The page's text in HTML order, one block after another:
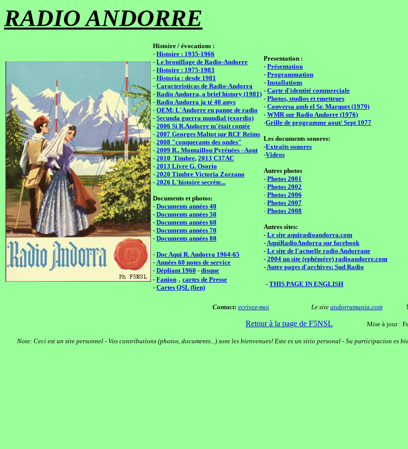
RADIO ANDORRE
Histoire / évocations :
- Histoire : 1935-1966
- Le brouillage de Radio-Andorre
- Histoire : 1975-1983
- Historia : desde 1981
- Caracteristicas de Radio-Andorra
- Radio Andorra, a brief history (1981)
- Radio Andorra ja té 40 anys
- OEM: L'Andorre en panne de radio
- Secunda guerra mundial (exordio)
- 2006 Si R.Andorre m'était contée
- 2007 Georges Maltot sur RCF Reims
- 2008 "conquerants des ondes"
- 2009 R.. Montaillou Pyrénées - Aout
- 2010 Timbre, 2013 C37AC
- 2013 Livre G. Osorio
- 2020 Timbre Victoria Zorzano
- 2026 L'histoire secrète...
Documents et photos:
- Documents années 40
- Documents années 50
- Documents années 60
- Documents années 70
- Documents années 80
- Doc Aqui R. Andorra 1964-65
- Années 60 notes de service
- Dépliant 1960 - disque
- Fanion , cartes de Presse
- Cartes QSL (lien)
Presentation :
- Présentation
- Programmation
- Installations
- Carte d'identité commerciale
- Photos, studios et emetteurs
- Conversa amb el Sr. Marquet (1979)
- WMR sur Radio Andorre (1976)
-Grille de programme aout/ Sept 1977
Les documents sonores:
-Extraits sonores
-Videos
Autres photos
- Photos 2001
- Photos 2002
- Photos 2006
- Photos 2007
- Photos 2008
Autres sites:
- Le site aquiradioandorra.com
-AquiRadioAndorra sur facebook
- Le site de l'actuelle radio Andorrane
- 2004 un site (ephémére) radioandorre.com
-Autre pages d'archives: Sud Radio
- THIS PAGE IN ENGLISH
Contact: ecrivez-moi Le site andorramania.com
Retour à la page de F5NSL Mise à jour :
Note: Ceci est un site personnel - Vos contributions (photos, documents...) sont les bienvenues! Este es un sitio personal - Su participacion es